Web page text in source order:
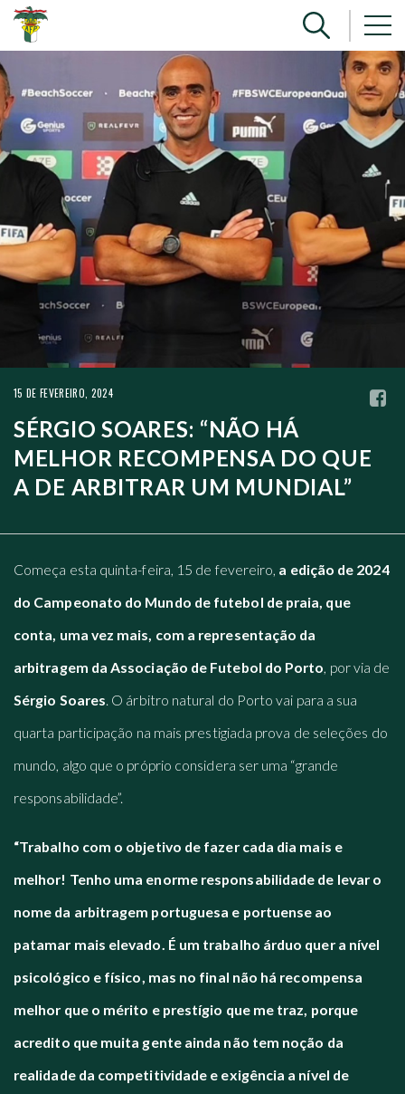
15 DE FEVEREIRO, 2024
SÉRGIO SOARES: “NÃO HÁ
MELHOR RECOMPENSA DO QUE
A DE ARBITRAR UM MUNDIAL”
Começa esta quinta-feira, 15 de fevereiro, a edição de 2024
do Campeonato do Mundo de futebol de praia, que
conta, uma vez mais, com a representação da
arbitragem da Associação de Futebol do Porto, por via de
Sérgio Soares. O árbitro natural do Porto vai para a sua
quarta participação na mais prestigiada prova de seleções do
mundo, algo que o próprio considera ser uma “grande
responsabilidade”.
“Trabalho com o objetivo de fazer cada dia mais e
melhor! Tenho uma enorme responsabilidade de levar o
nome da arbitragem portuguesa e portuense ao
patamar mais elevado. É um trabalho árduo quer a nível
psicológico e físico, mas no final não há recompensa
melhor que o mérito e prestígio que me traz, porque
acredito que muita gente ainda não tem noção da
realidade da competitividade e exigência a nível de